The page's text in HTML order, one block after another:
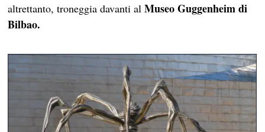
altrettanto, troneggia davanti alMuseo Guggenheim di
Bilbao.